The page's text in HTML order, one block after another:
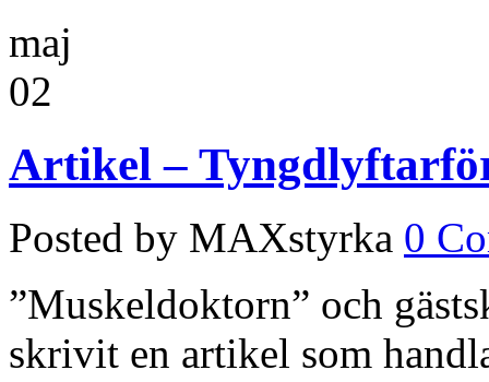
maj
02
Artikel –
Posted by MAXstyrka 0
”Muskeldoktorn” och
skrivit en artikel som